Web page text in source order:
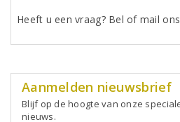
Heeft u een vraag? Bel of mail ons
Aanmelden nieuwsbrief
Blijf op de hoogte van onze
nieuws.